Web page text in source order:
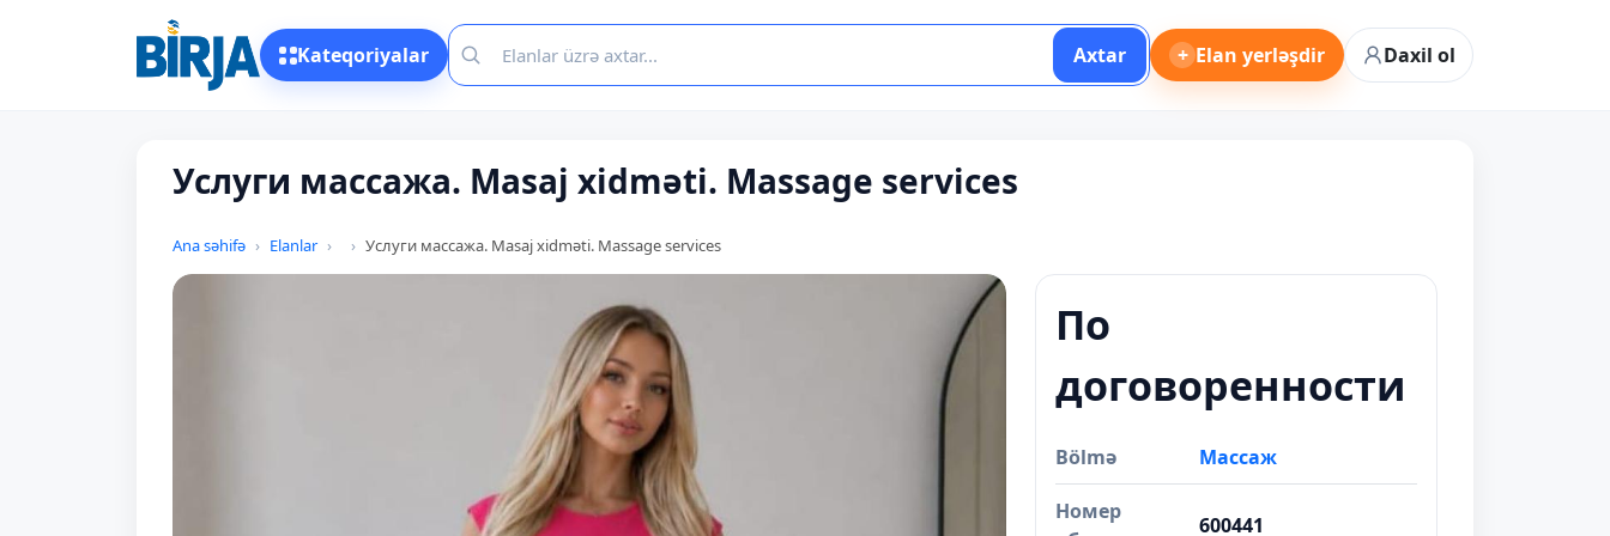
Kateqoriyalar Axtar + Elan yerləşdir Daxil ol
Услуги массажа. Masaj xidməti. Massage services
Ana səhifə Elanlar Услуги массажа. Masaj xidməti. Massage services
По
договоренности
Bölmə Массаж
Номер
600441